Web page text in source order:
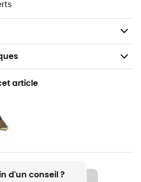
Repellent)
Waveloc à ouverture latérale
pour chien
article
d'un conseil ?